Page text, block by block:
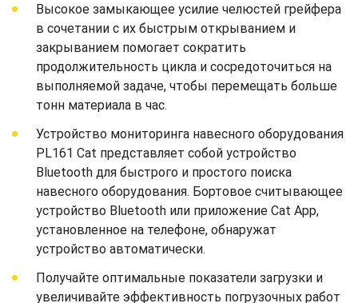
Высокое замыкающее усилие челюстей грейфера
в сочетании с их быстрым открыванием и
закрыванием помогает сократить
продолжительность цикла и сосредоточиться на
выполняемой задаче, чтобы перемещать больше
тонн материала в час.
Устройство мониторинга навесного оборудования
PL161 Cat представляет собой устройство
Bluetooth для быстрого и простого поиска
навесного оборудования. Бортовое считывающее
устройство Bluetooth или приложение Cat App,
установленное на телефоне, обнаружат
устройство автоматически.
Получайте оптимальные показатели загрузки и
увеличивайте эффективность погрузочных работ